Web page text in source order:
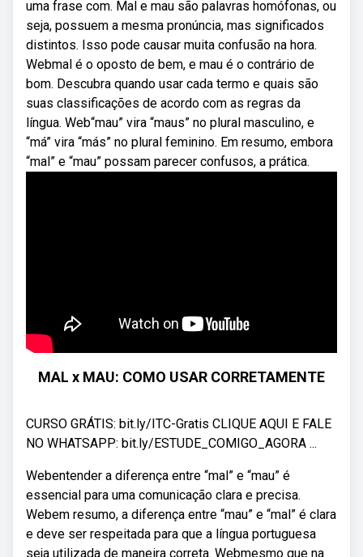
uma frase com. Mal e mau são palavras homófonas, ou
seja, possuem a mesma pronúncia, mas significados
distintos. Isso pode causar muita confusão na hora.
Webmal é o oposto de bem, e mau é o contrário de
bom. Descubra quando usar cada termo e quais são
suas classificações de acordo com as regras da
língua. Web“mau” vira “maus” no plural masculino, e
“má” vira “más” no plural feminino. Em resumo, embora
“mal” e “mau” possam parecer confusos, a prática.
MAL x MAU: COMO USAR CORRETAMENTE
CURSO GRÁTIS: bit.ly/ITC-Gratis CLIQUE AQUI E FALE
NO WHATSAPP: bit.ly/ESTUDE_COMIGO_AGORA ...
Webentender a diferença entre “mal” e “mau” é
essencial para uma comunicação clara e precisa.
Webem resumo, a diferença entre “mau” e “mal” é clara
e deve ser respeitada para que a língua portuguesa
seja utilizada de maneira correta. Webmesmo que na